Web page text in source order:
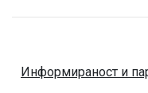
Информираност и